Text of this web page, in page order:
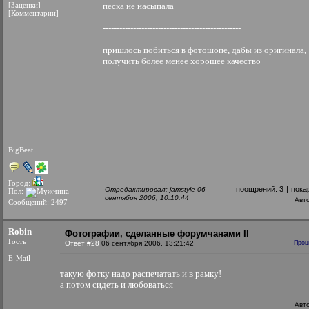
[Заценки]
[Комментарии]
BigBeat
Город:
Пол:
Сообщений: 2497
песка не насыпала
--------------------------------------------------
пришлось побиться в фотошопе, дабы из оригинала,
получить более менее хорошее качество
Отредактировал: jamstyle 06
сентября 2006, 10:10:44
поощрений: 3 |
Robin
Гость
E-Mail
Фотографии, сделанные форумчанами II
Ответ #28 06 сентября 2006, 13:21:42
такую фотку надо распечатать и в рамку!
а потом сидеть и любоваться